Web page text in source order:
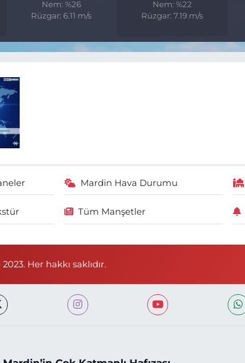
Nem: %26
Rüzgar: 6.11 m/s
Nem: %22
Rüzgar: 7.19 m/s
Mardin Hava Durumu
Tüm Manşetler
Her hakkı saklıdır.